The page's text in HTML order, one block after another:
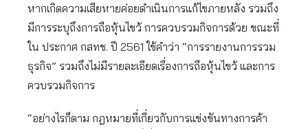
หากเกิดความเสียหายค่อยดำเนินการแก้ไขภายหลัง รวมถึง
มีการระบุถึงการถือหุ้นไขว้ การควบรวมกิจการด้วย ขณะที่
ใน ประกาศ กสทช. ปี 2561 ใช้คำว่า “การรายงานการรวม
ธุรกิจ” รวมถึงไม่มีรายละเอียดเรื่องการถือหุ้นไขว้ และการ
ควบรวมกิจการ
“อย่างไรก็ตาม กฎหมายที่เกี่ยวกับการแข่งขันทางการค้า